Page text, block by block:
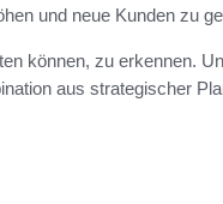
und neue Kunden zu
können, zu erkennen.
aus strategischer